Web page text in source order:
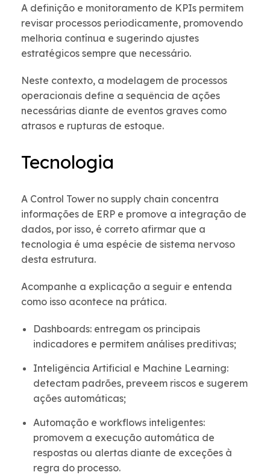
A definição e monitoramento de KPIs permitem
revisar processos periodicamente, promovendo
melhoria contínua e sugerindo ajustes
estratégicos sempre que necessário.
Neste contexto, a modelagem de processos
operacionais define a sequência de ações
necessárias diante de eventos graves como
atrasos e rupturas de estoque.
Tecnologia
A Control Tower no supply chain concentra
informações de ERP e promove a integração de
dados, por isso, é correto afirmar que a
tecnologia é uma espécie de sistema nervoso
desta estrutura.
Acompanhe a explicação a seguir e entenda
como isso acontece na prática.
Dashboards: entregam os principais
indicadores e permitem análises preditivas;
Inteligência Artificial e Machine Learning:
detectam padrões, preveem riscos e sugerem
ações automáticas;
Automação e workflows inteligentes:
promovem a execução automática de
respostas ou alertas diante de exceções à
regra do processo.